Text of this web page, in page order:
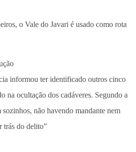
o Vale do Javari é usado como rota